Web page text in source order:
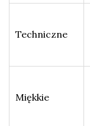
Techniczne
Miękkie